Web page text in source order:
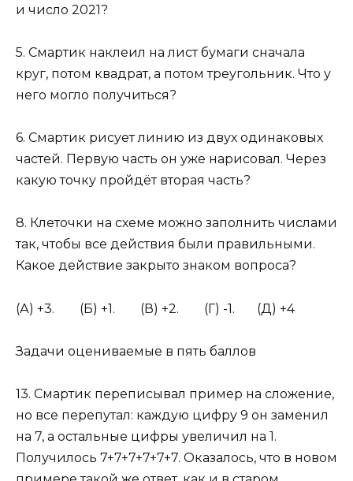
и число 2021?
5. Смартик наклеил на лист бумаги сначала
круг, потом квадрат, а потом треугольник. Что у
него могло получиться?
6. Смартик рисует линию из двух одинаковых
частей. Первую часть он уже нарисовал. Через
какую точку пройдёт вторая часть?
8. Клеточки на схеме можно заполнить числами
так, чтобы все действия были правильными.
Какое действие закрыто знаком вопроса?
(А) +3. (Б) +1. (В) +2. (Г) -1. (Д) +4
Задачи оцениваемые в пять баллов
13. Смартик переписывал пример на сложение,
но все перепутал: каждую цифру 9 он заменил
на 7, а остальные цифры увеличил на 1.
Получилось 7+7+7+7+7+7. Оказалось, что в новом